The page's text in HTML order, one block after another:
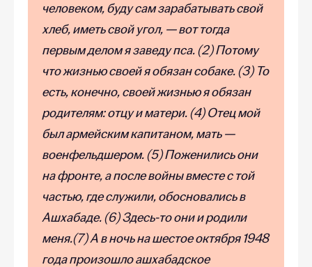
человеком, буду сам зарабатывать свой
хлеб, иметь свой угол, — вот тогда
первым делом я заведу пса. (2) Потому
что жизнью своей я обязан собаке. (3) То
есть, конечно, своей жизнью я обязан
родителям: отцу и матери. (4) Отец мой
был армейским капитаном, мать —
военфельдшером. (5) Поженились они
на фронте, а после войны вместе с той
частью, где служили, обосновались в
Ашха­баде. (6) Здесь-то они и родили
меня.(7) А в ночь на шестое октября 1948
года произошло ашхабадское